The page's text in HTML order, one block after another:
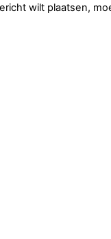
wilt plaatsen,